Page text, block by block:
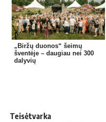
„Biržų duonos“ šeimų
šventėje – daugiau nei 300
dalyvių
Teisėtvarka